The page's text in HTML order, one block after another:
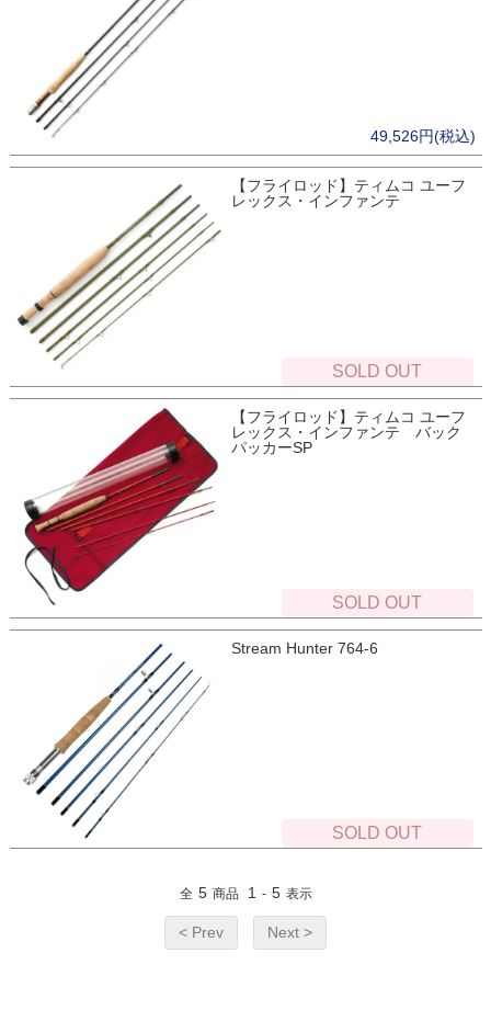
49,526円(税込)
【フライロッド】ティムコ ユーフ
レックス・インファンテ
SOLD OUT
【フライロッド】ティムコ ユーフ
レックス・インファンテ バック
パッカーSP
SOLD OUT
Stream Hunter 764-6
SOLD OUT
全 5 商品 1 - 5 表示
< Prev Next >